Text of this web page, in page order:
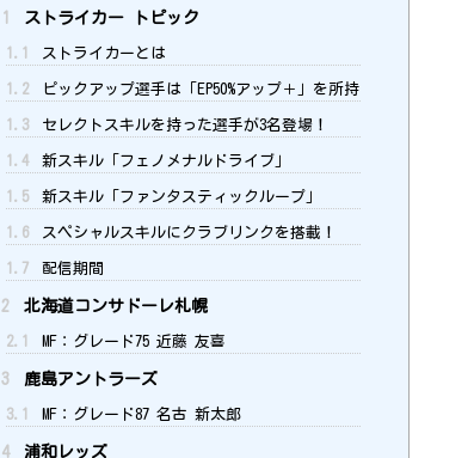
1 ストライカー トピック
1.1 ストライカーとは
1.2 ピックアップ選手は「EP50%アップ＋」を所持
1.3 セレクトスキルを持った選手が3名登場！
1.4 新スキル「フェノメナルドライブ」
1.5 新スキル「ファンタスティックループ」
1.6 スペシャルスキルにクラブリンクを搭載！
1.7 配信期間
2 北海道コンサドーレ札幌
2.1 MF：グレード75 近藤 友喜
3 鹿島アントラーズ
3.1 MF：グレード87 名古 新太郎
4 浦和レッズ